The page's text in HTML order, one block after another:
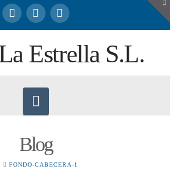
Navigation
Blog
HOMEFONDO-CABECERA-1